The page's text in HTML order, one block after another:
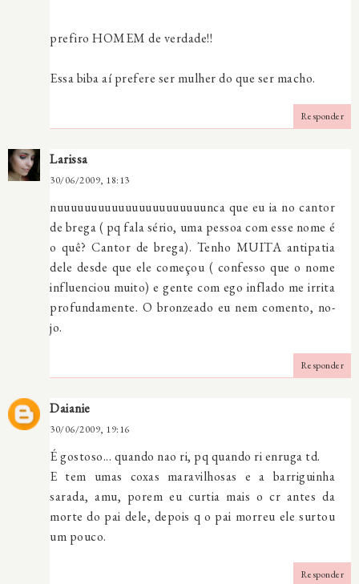
prefiro HOMEM de verdade!!
Essa biba aí prefere ser mulher do que ser macho.
Responder
Larissa
30/06/2009, 18:13
nuuuuuuuuuuuuuuuuuuuuuunca que eu ia no cantor
de brega ( pq fala sério, uma pessoa com esse nome é
o quê? Cantor de brega). Tenho MUITA antipatia
dele desde que ele começou ( confesso que o nome
influenciou muito) e gente com ego inflado me irrita
profundamente. O bronzeado eu nem comento, no-
jo.
Responder
Daianie
30/06/2009, 19:16
É gostoso... quando nao ri, pq quando ri enruga td.
E tem umas coxas maravilhosas e a barriguinha
sarada, amu, porem eu curtia mais o cr antes da
morte do pai dele, depois q o pai morreu ele surtou
um pouco.
Responder